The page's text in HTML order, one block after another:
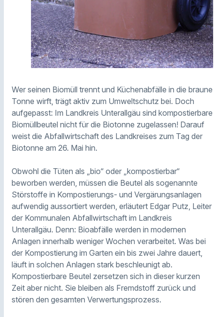
Wer seinen Biomüll trennt und Küchenabfälle in die braune
Tonne wirft, trägt aktiv zum Umweltschutz bei. Doch
aufgepasst: Im Landkreis Unterallgäu sind kompostierbare
Biomüllbeutel nicht für die Biotonne zugelassen! Darauf
weist die Abfallwirtschaft des Landkreises zum Tag der
Biotonne am 26. Mai hin.
Obwohl die Tüten als „bio“ oder „kompostierbar“
beworben werden, müssen die Beutel als sogenannte
Störstoffe in Kompostierungs- und Vergärungsanlagen
aufwendig aussortiert werden, erläutert Edgar Putz, Leiter
der Kommunalen Abfallwirtschaft im Landkreis
Unterallgäu. Denn: Bioabfälle werden in modernen
Anlagen innerhalb weniger Wochen verarbeitet. Was bei
der Kompostierung im Garten ein bis zwei Jahre dauert,
läuft in solchen Anlagen stark beschleunigt ab.
Kompostierbare Beutel zersetzen sich in dieser kurzen
Zeit aber nicht. Sie bleiben als Fremdstoff zurück und
stören den gesamten Verwertungsprozess.